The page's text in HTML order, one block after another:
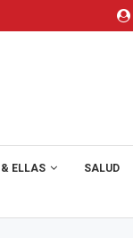
& ELLAS SALUD